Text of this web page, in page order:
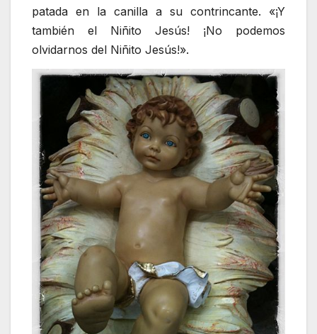
patada en la canilla a su contrincante. «¡Y
también el Niñito Jesús! ¡No podemos
olvidarnos del Niñito Jesús!».